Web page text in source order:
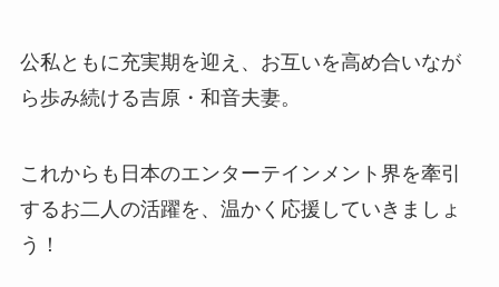
公私ともに充実期を迎え、お互いを高め合いなが
ら歩み続ける吉原・和音夫妻。
これからも日本のエンターテインメント界を牽引
するお二人の活躍を、温かく応援していきましょ
う！